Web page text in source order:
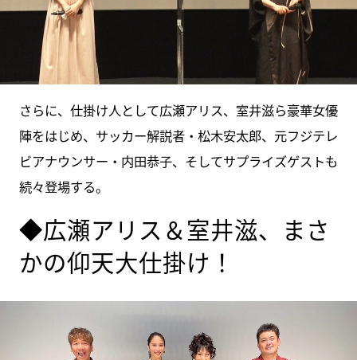
さらに、仕掛け人として広瀬アリス、室井滋ら豪華女優
陣をはじめ、サッカー解説者・松木安太郎、元フジテレ
ビアナウンサー・内田恭子、そしてサプライズゲストも
続々登場する。
◆広瀬アリス＆室井滋、まさ
かの仰天大仕掛け！